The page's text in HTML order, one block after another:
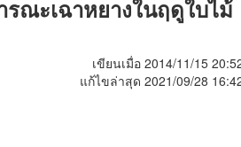
รณะเฉาหยางในฤดูใบไม้
เขียนเมื่อ 2014/11/15
แก้ไขล่าสุด 2021/09/28